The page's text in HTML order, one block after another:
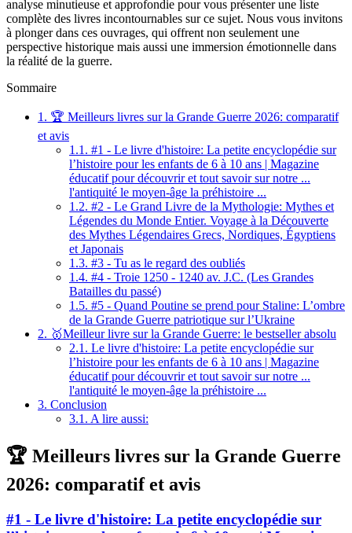
analyse minutieuse et approfondie pour vous présenter une liste
complète des livres incontournables sur ce sujet. Nous vous invitons
à plonger dans ces ouvrages, qui offrent non seulement une
perspective historique mais aussi une immersion émotionnelle dans
la réalité de la guerre.
Sommaire
1. 🏆 Meilleurs livres sur la Grande Guerre 2026: comparatif
et avis
1.1. #1 - Le livre d'histoire: La petite encyclopédie sur
l’histoire pour les enfants de 6 à 10 ans | Magazine
éducatif pour découvrir et tout savoir sur notre ...
l'antiquité le moyen-âge la préhistoire ...
1.2. #2 - Le Grand Livre de la Mythologie: Mythes et
Légendes du Monde Entier. Voyage à la Découverte
des Mythes Légendaires Grecs, Nordiques, Égyptiens
et Japonais
1.3. #3 - Tu as le regard des oubliés
1.4. #4 - Troie 1250 - 1240 av. J.C. (Les Grandes
Batailles du passé)
1.5. #5 - Quand Poutine se prend pour Staline: L’ombre
de la Grande Guerre patriotique sur l’Ukraine
2. 🥇Meilleur livre sur la Grande Guerre: le bestseller absolu
2.1. Le livre d'histoire: La petite encyclopédie sur
l’histoire pour les enfants de 6 à 10 ans | Magazine
éducatif pour découvrir et tout savoir sur notre ...
l'antiquité le moyen-âge la préhistoire ...
3. Conclusion
3.1. A lire aussi:
🏆 Meilleurs livres sur la Grande Guerre
2026: comparatif et avis
#1 - Le livre d'histoire: La petite encyclopédie sur